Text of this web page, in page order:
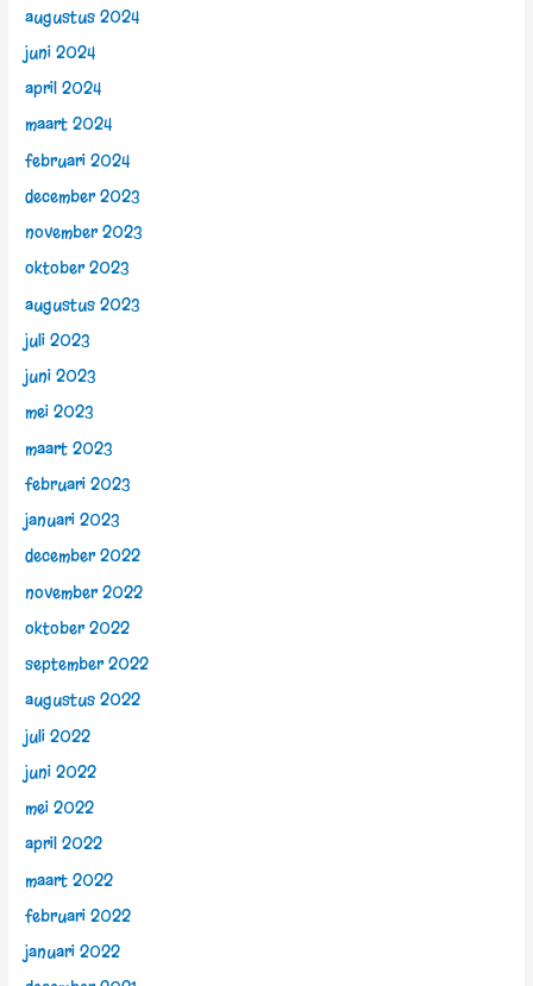
augustus 2024
juni 2024
april 2024
maart 2024
februari 2024
december 2023
november 2023
oktober 2023
augustus 2023
juli 2023
juni 2023
mei 2023
maart 2023
februari 2023
januari 2023
december 2022
november 2022
oktober 2022
september 2022
augustus 2022
juli 2022
juni 2022
mei 2022
april 2022
maart 2022
februari 2022
januari 2022